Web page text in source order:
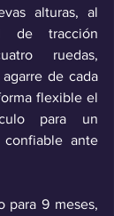
alturas, al
de tracción
ruedas,
de cada
flexible el
para un
ante
para 9 meses,